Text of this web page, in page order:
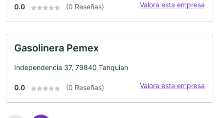
0.0 (0 Reseñas) Valora esta empresa
Gasolinera Pemex
Independencia 37, 79840 Tanquian
0.0 (0 Reseñas) Valora esta empresa